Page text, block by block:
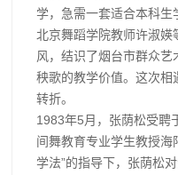
学，急需一套适合本科生
北京舞蹈学院教师许淑
风，结识了烟台市群众
秧歌的教学价值。这次
转折。
1983年5月，张荫松受聘
间舞教育专业学生教授海
学法”的指导下，张荫松